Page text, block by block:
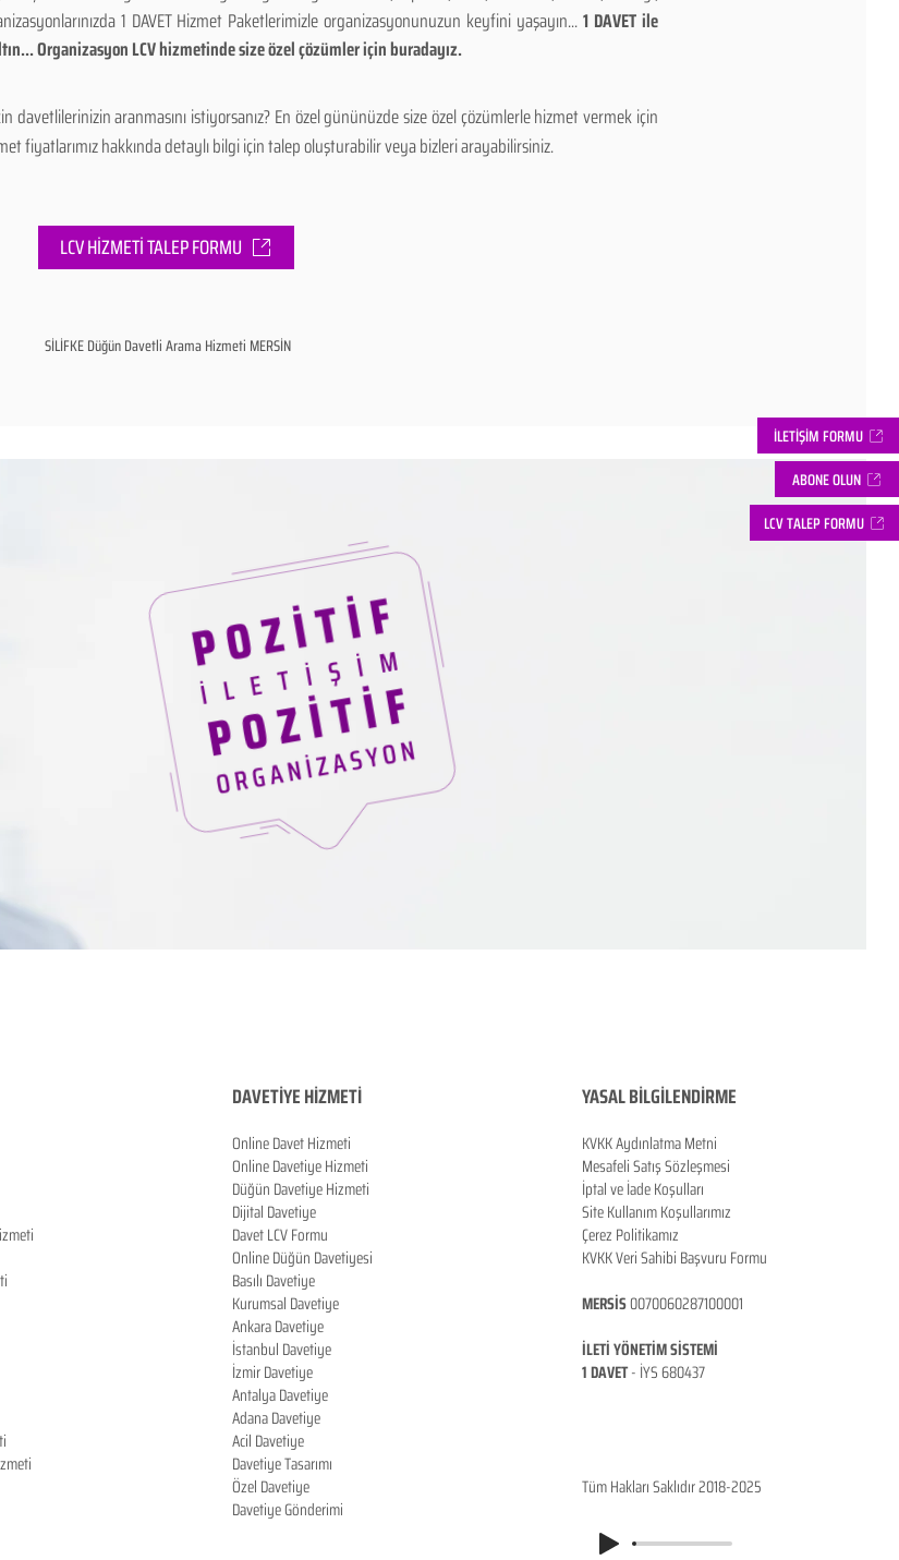
ABONE OLUN
LCV TALEP FORMU
İLETİŞİM FORMU
1 DAVET Hizmet Paketlerimizle organizasyonunuzun keyfini yaşayın...1 DAVET ile
Organizasyon LCV hizmetinde size özel çözümler için buradayız.
davetlilerinizin aranmasını istiyorsanız? En özel gününüzde size özel çözümlerle hizmet vermek için
fiyatlarımız hakkında detaylı bilgi için talep oluşturabilir veya bizleri arayabilirsiniz.
LCV HİZMETİ TALEP FORMU
SİLİFKE Düğün Davetli Arama Hizmeti MERSİN
DAVETİYE HİZMETİ
Online Davet Hizmeti
Online Davetiye Hizmeti
Düğün Davetiye Hizmeti
Dijital Davetiye
Davet LCV Formu
Online Düğün Davetiyesi
Basılı Davetiye
Kurumsal Davetiye
Ankara Davetiye
İstanbul Davetiye
İzmir Davetiye
Antalya Davetiye
Adana Davetiye
Acil Davetiye
Davetiye Tasarımı
Özel Davetiye
Davetiye Gönderimi
YASAL BİLGİLENDİRME
KVKK Aydınlatma Metni
Mesafeli Satış Sözleşmesi
İptal ve İade Koşulları
Site Kullanım Koşullarımız
Çerez Politikamız
KVKK Veri Sahibi Başvuru Formu
MERSİS0070060287100001
İLETİ YÖNETİM SİSTEMİ
1 DAVET- İYS 680437
Tüm Hakları Saklıdır 2018-2025